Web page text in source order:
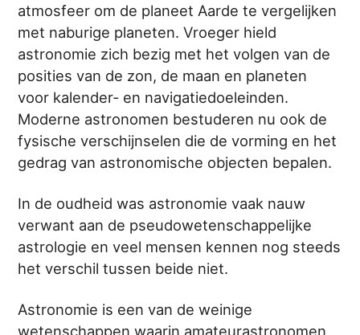
atmosfeer om de planeet Aarde te vergelijken
met naburige planeten. Vroeger hield
astronomie zich bezig met het volgen van de
posities van de zon, de maan en planeten
voor kalender- en navigatiedoeleinden.
Moderne astronomen bestuderen nu ook de
fysische verschijnselen die de vorming en het
gedrag van astronomische objecten bepalen.
In de oudheid was astronomie vaak nauw
verwant aan de pseudowetenschappelijke
astrologie en veel mensen kennen nog steeds
het verschil tussen beide niet.
Astronomie is een van de weinige
wetenschappen waarin amateurastronomen